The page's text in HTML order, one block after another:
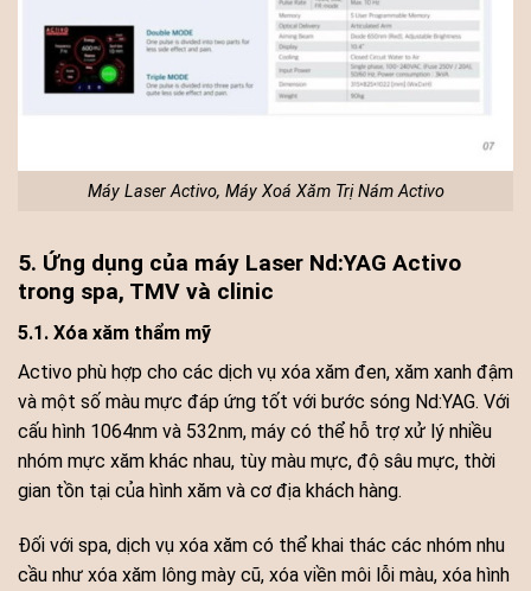
Máy Laser Activo, Máy Xoá Xăm Trị Nám Activo
5. Ứng dụng của máy Laser Nd:YAG Activo
trong spa, TMV và clinic
5.1. Xóa xăm thẩm mỹ
Activo phù hợp cho các dịch vụ xóa xăm đen, xăm xanh đậm
và một số màu mực đáp ứng tốt với bước sóng Nd:YAG. Với
cấu hình 1064nm và 532nm, máy có thể hỗ trợ xử lý nhiều
nhóm mực xăm khác nhau, tùy màu mực, độ sâu mực, thời
gian tồn tại của hình xăm và cơ địa khách hàng.
Đối với spa, dịch vụ xóa xăm có thể khai thác các nhóm nhu
cầu như xóa xăm lông mày cũ, xóa viền môi lỗi màu, xóa hình